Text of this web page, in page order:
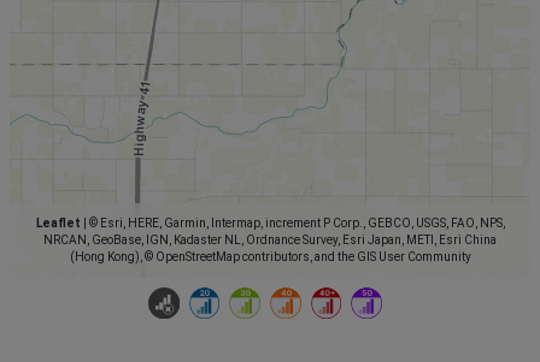
Leaflet
© Esri, HERE, Garmin, Intermap, increment P Corp., GEBCO, USGS, FAO, NPS,
NRCAN, GeoBase, IGN, Kadaster NL, Ordnance Survey, Esri Japan, METI, Esri China
(Hong Kong), © OpenStreetMap contributors, and the GIS User Community